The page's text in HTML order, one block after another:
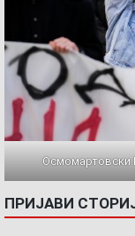
Осмомартовски
ПРИЈАВИ